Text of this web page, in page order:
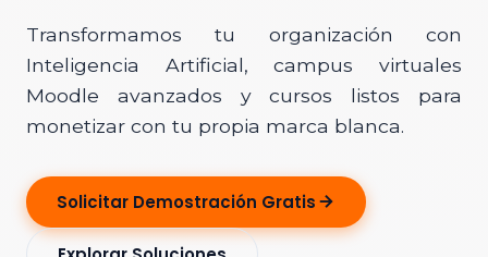
Transformamos tu organización con
Inteligencia Artificial, campus virtuales
Moodle avanzados y cursos listos para
monetizar con tu propia marca blanca.
Solicitar Demostración Gratis